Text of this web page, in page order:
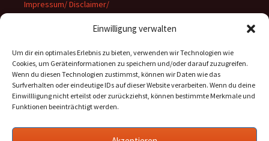
Einwilligung verwalten
Um dir ein optimales Erlebnis zu bieten, verwenden wir Technologien wie
Cookies, um Geräteinformationen zu speichern und/oder darauf zuzugreifen.
Wenn du diesen Technologien zustimmst, können wir Daten wie das
Surfverhalten oder eindeutige IDs auf dieser Website verarbeiten. Wenn du deine
Einwillligung nicht erteilst oder zurückziehst, können bestimmte Merkmale und
Funktionen beeinträchtigt werden.
Impressum/ Disclaimer/
Datenschutz
Suchen
nach: